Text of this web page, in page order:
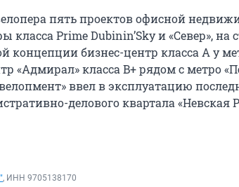
пять проектов офисной
класса Prime Dubinin’Sky и «Север», на
концепции бизнес-центр класса А у
«Адмирал» класса B+ рядом с метро
ввел в эксплуатацию
делового квартала «Невская
, ИНН 9705138170